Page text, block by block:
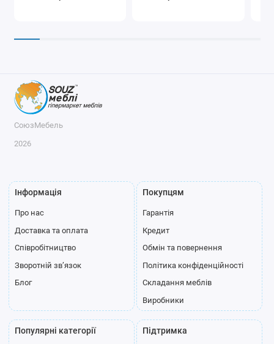
СоюзМебель
2026
Інформація
Про нас
Доставка та оплата
Співробітництво
Зворотній зв’язок
Блог
Покупцям
Гарантія
Кредит
Обмін та повернення
Політика конфіденційності
Складання меблів
Виробники
Популярні категорії Підтримка